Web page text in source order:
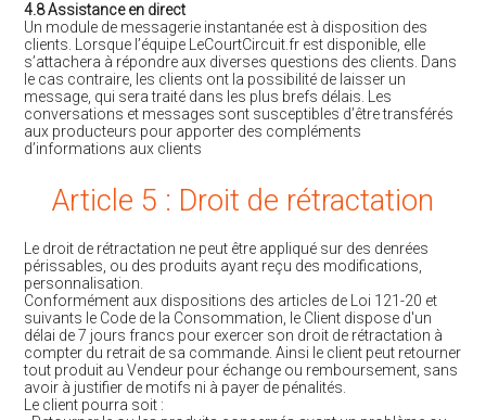
4.8 Assistance en direct
Un module de messagerie instantanée est à disposition des
clients. Lorsque l’équipe LeCourtCircuit.fr est disponible, elle
s’attachera à répondre aux diverses questions des clients. Dans
le cas contraire, les clients ont la possibilité de laisser un
message, qui sera traité dans les plus brefs délais. Les
conversations et messages sont susceptibles d’être transférés
aux producteurs pour apporter des compléments
d’informations aux clients
Article 5 : Droit de rétractation
Le droit de rétractation ne peut être appliqué sur des denrées
périssables, ou des produits ayant reçu des modifications,
personnalisation.
Conformément aux dispositions des articles de Loi 121-20 et
suivants le Code de la Consommation, le Client dispose d'un
délai de 7 jours francs pour exercer son droit de rétractation à
compter du retrait de sa commande. Ainsi le client peut retourner
tout produit au Vendeur pour échange ou remboursement, sans
avoir à justifier de motifs ni à payer de pénalités.
Le client pourra soit :